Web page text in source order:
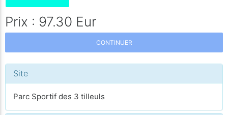
Prix : 97.30 Eur
CONTINUER
Site
Parc Sportif des 3 tilleuls